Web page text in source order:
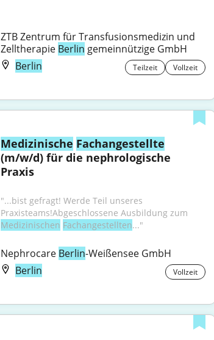
ZTB Zentrum für Transfusionsmedizin und
Zelltherapie Berlin gemeinnützige GmbH
Berlin
Teilzeit Vollzeit
Medizinische Fachangestellte
(m/w/d) für die nephrologische
Praxis
"...bist gefragt! Werde Teil unseres
Medizinischen Fachangestellten..."
Nephrocare Berlin-Weißensee GmbH
Berlin
Vollzeit